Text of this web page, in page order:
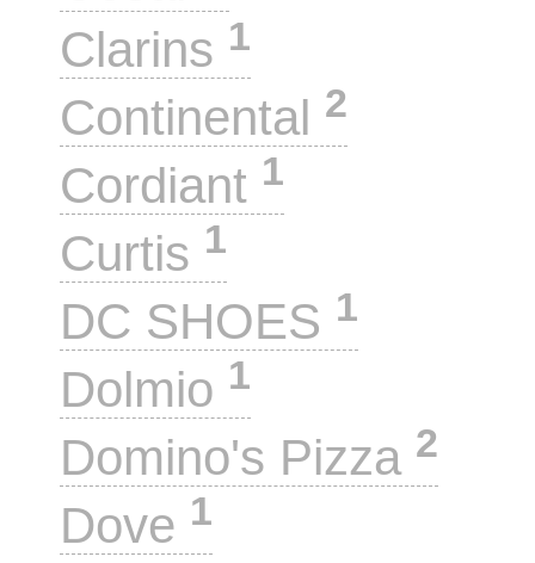
Clarins 1
Continental 2
Cordiant 1
Curtis 1
DC SHOES 1
Dolmio 1
Domino's Pizza 2
Dove 1